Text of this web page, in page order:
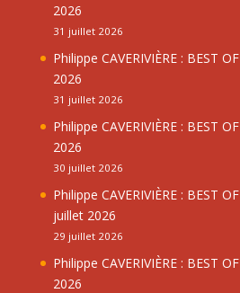
2026
31 juillet 2026
Philippe CAVERIVIÈRE : BEST
2026
31 juillet 2026
Philippe CAVERIVIÈRE : BEST
2026
30 juillet 2026
Philippe CAVERIVIÈRE : BEST
juillet 2026
29 juillet 2026
Philippe CAVERIVIÈRE : BEST
2026